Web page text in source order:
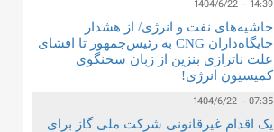
1404/6/22 - 14:39
حاشیه‌های نفت و انرژی/ از هشدار
جایگاه‌داران CNG به رئیس‌جمهور تا افشای
علت ناترازی بنزین از زبان سخنگوی
کمیسیون انرژی!
1404/6/22 - 07:35
یک اقدام غیرقانونی شرکت ملی گاز برای